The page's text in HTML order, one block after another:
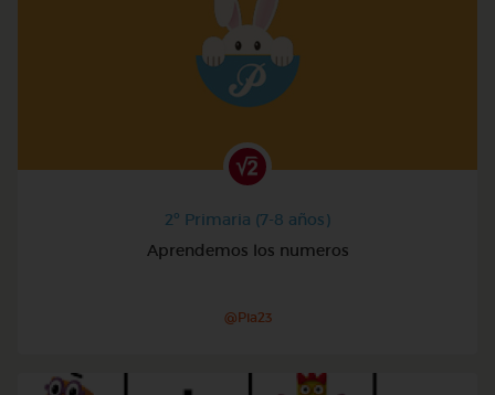
2º Primaria (7-8 años)
Aprendemos los numeros
@Pia23